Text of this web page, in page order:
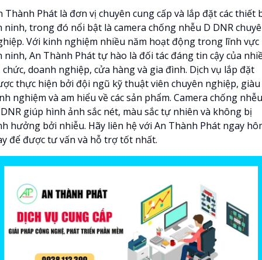
Thành Phát là đơn vị chuyên cung cấp và lắp đặt các thiết
ninh, trong đó nổi bật là camera chống nhễu D DNR
Với kinh nghiệm nhiều năm hoạt động trong lĩnh vực
ninh, An Thành Phát tự hào là đối tác đáng tin cậy của
doanh nghiệp, cửa hàng và gia đình. Dịch vụ lắp đặt
thực hiện bởi đội ngũ kỹ thuật viên chuyên nghiệp, giàu
nghiệm và am hiểu về các sản phẩm. Camera chống nhễu
giúp hình ảnh sắc nét, màu sắc tự nhiên và không bị
hưởng bởi nhiễu. Hãy liên hệ với An Thành Phát ngay
để được tư vấn và hỗ trợ tốt nhất.